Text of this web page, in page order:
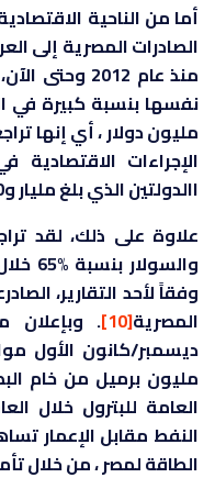
أما من الناحية
منذ عام 2012
الإجراءات
االدولتين الذي بلغ مليار و600 مليون دولار العام الماضي.
علاوة على ذلك، لقد
وفقاً لأحد التقارير،
المصرية[10]
مليون برميل من خام
العامة للبترول خلال العام
النفط مقابل الإعمار
الطاقة لمصر ، من خلال